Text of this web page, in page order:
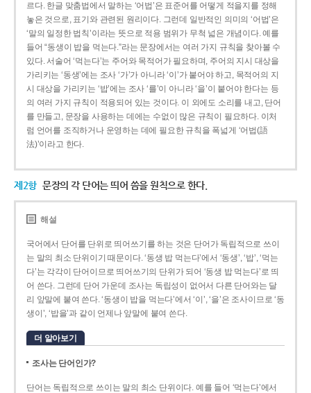
르다. 한글 맞춤법에서 말하는 ‘어법’은 표준어를 어떻게 적을지를 정해
놓은 것으로, 표기와 관련된 원리이다. 그런데 일반적인 의미의 ‘어법’은
‘말의 일정한 법칙’이라는 뜻으로 적용 범위가 무척 넓은 개념이다. 예를
들어 “동생이 밥을 먹는다.”라는 문장에서는 여러 가지 규칙을 찾아볼 수
있다. 서술어 ‘먹는다’는 주어와 목적어가 필요하며, 주어의 지시 대상을
가리키는 ‘동생’에는 조사 ‘가’가 아니라 ‘이’가 붙어야 하고, 목적어의 지
시 대상을 가리키는 ‘밥’에는 조사 ‘를’이 아니라 ‘을’이 붙어야 한다는 등
의 여러 가지 규칙이 적용되어 있는 것이다. 이 외에도 소리를 내고, 단어
를 만들고, 문장을 사용하는 데에는 수없이 많은 규칙이 필요하다. 이처
럼 언어를 조직하거나 운영하는 데에 필요한 규칙을 폭넓게 ‘어법(語
法)’이라고 한다.
제2항 문장의 각 단어는 띄어 씀을 원칙으로 한다.
해설
국어에서 단어를 단위로 띄어쓰기를 하는 것은 단어가 독립적으로 쓰이
는 말의 최소 단위이기 때문이다. ‘동생 밥 먹는다’에서 ‘동생’, ‘밥’, ‘먹는
다’는 각각이 단어이므로 띄어쓰기의 단위가 되어 ‘동생 밥 먹는다’로 띄
어 쓴다. 그런데 단어 가운데 조사는 독립성이 없어서 다른 단어와는 달
리 앞말에 붙여 쓴다. ‘동생이 밥을 먹는다’에서 ‘이’, ‘을’은 조사이므로 ‘동
생이’, ‘밥을’과 같이 언제나 앞말에 붙여 쓴다.
더 알아보기
조사는 단어인가?
단어는 독립적으로 쓰이는 말의 최소 단위이다. 예를 들어 ‘먹는다’에서